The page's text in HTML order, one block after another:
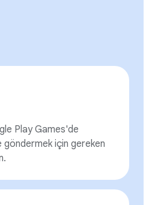
Play Games'de
göndermek için gereken